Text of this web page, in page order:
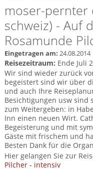
England
Schottland
Wales
Busrundreisen
Cornwall
England
Schottland
Geführte
Wandern in Cornwall
Wandern in England
Wandern in Schottland
Wandern in Wales
Individualtouren
Wandern in Cornwall (South
Wandern in England
Themenreisen
Classic-Car-Reise durch
Für Outlander‑Fans: inspiriert
Gartenreisen England
Großbritannientouren für
Reisen mit Hund
Rosamunde Pilcher Reisen
Unsere Familienreisen
Allergikerreisen
BTCo
BTCo Überblick
News
Kontakt
Feedback
Ihre Reise
Ablauf Ihrer Reise nach
Anreise nach Großbritannien
Bezahlung Ihrer
Extras
Urlaub in Großbritannien
Versicherungsschutz
moser-pernter
schweiz) - Auf
Rosamunde
Eingetragen am: 24.08.2014
Reisezeitraum: Ende Juli
Wir sind wieder zurück
begeistert sind wir über
und auch Ihre
Besichtigungen usw sind
zum Weitergeben: in
Inn einen neuen Wirt.
Begeisterung und mit
Gäste mit frischem und
Besten Dank für die
Hier gelangen Sie zur
Pilcher - intensiv